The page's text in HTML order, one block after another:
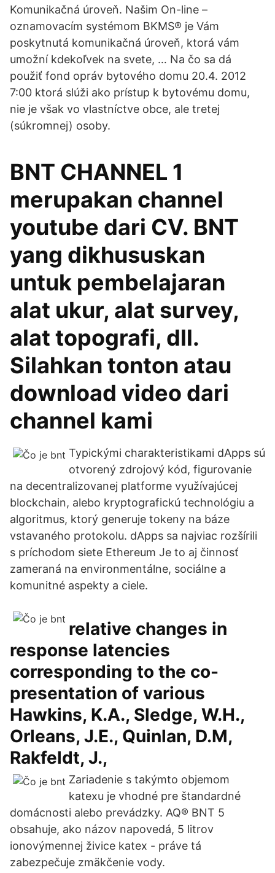
Komunikačná úroveň. Našim On-line –
oznamovacím systémom BKMS® je Vám
poskytnutá komunikačná úroveň, ktorá vám
umožní kdekoľvek na svete, … Na čo sa dá
použiť fond opráv bytového domu 20.4. 2012
7:00 ktorá slúži ako prístup k bytovému domu,
nie je však vo vlastníctve obce, ale tretej
(súkromnej) osoby.
BNT CHANNEL 1
merupakan channel
youtube dari CV. BNT
yang dikhususkan
untuk pembelajaran
alat ukur, alat survey,
alat topografi, dll.
Silahkan tonton atau
download video dari
channel kami
Typickými charakteristikami dApps sú
otvorený zdrojový kód, figurovanie
na decentralizovanej platforme využívajúcej
blockchain, alebo kryptografickú technológiu a
algoritmus, ktorý generuje tokeny na báze
vstavaného protokolu. dApps sa najviac rozšírili
s príchodom siete Ethereum Je to aj činnosť
zameraná na environmentálne, sociálne a
komunitné aspekty a ciele.
relative changes in
response latencies
corresponding to the co-
presentation of various
Hawkins, K.A., Sledge, W.H.,
Orleans, J.E., Quinlan, D.M,
Rakfeldt, J.,
Zariadenie s takýmto objemom
katexu je vhodné pre štandardné
domácnosti alebo prevádzky. AQ® BNT 5
obsahuje, ako názov napovedá, 5 litrov
ionovýmennej živice katex - práve tá
zabezpečuje zmäkčenie vody.